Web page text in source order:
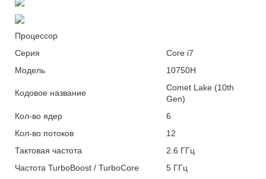
Процессор
Серия
Core i7
Модель
10750H
Кодовое название
Comet Lake (10th
Gen)
Кол-во ядер
6
Кол-во потоков
12
Тактовая частота
2.6 ГГц
Частота TurboBoost / TurboCore
5 ГГц